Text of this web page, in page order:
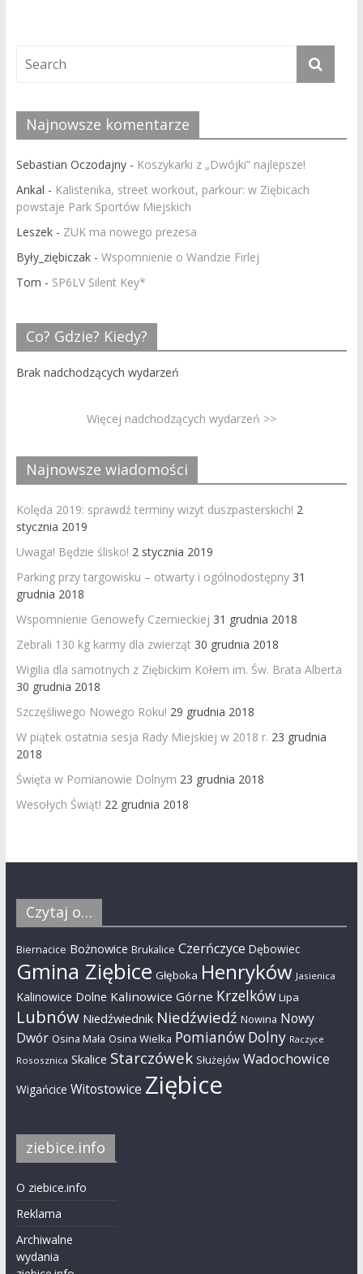
Najnowsze komentarze
Sebastian Oczodajny- Koszykarki z „Dwójki” najlepsze!
Ankal - Kalistenika, street workout, parkour: w Ziębicach
powstaje Park Sportów Miejskich
Leszek- ZUK ma nowego prezesa
Były_ziębiczak- Wspomnienie o Wandzie Firlej
Tom - SP6LV Silent Key*
Co? Gdzie? Kiedy?
Brak nadchodzących wydarzeń
Więcej nadchodzących wydarzeń >>
Najnowsze wiadomości
Kolęda 2019: sprawdź terminy wizyt duszpasterskich! 2
stycznia 2019
Uwaga! Będzie ślisko! 2 stycznia 2019
Parking przy targowisku – otwarty i ogólnodostępny 31
grudnia 2018
Wspomnienie Genowefy Czernieckiej 31 grudnia 2018
Zebrali 130 kg karmy dla zwierząt 30 grudnia 2018
Wigilia dla samotnych z Ziębickim Kołem im. Św. Brata Alberta
30 grudnia 2018
Szczęśliwego Nowego Roku! 29 grudnia 2018
W piątek ostatnia sesja Rady Miejskiej w 2018 r. 23 grudnia
2018
Święta w Pomianowie Dolnym 23 grudnia 2018
Wesołych Świąt! 22 grudnia 2018
Czytaj o…
Biernacice Bożnowice Brukalice Czerńczyce Dębowiec
Gmina Ziębice Głęboka Henryków Jasienica
Kalinowice Dolne Kalinowice Górne Krzelków Lipa
Lubnów Niedźwiednik Niedźwiedź Nowina Nowy
Dwór Osina Mała Osina Wielka Pomianów Dolny Raczyce
Rososznica Skalice Starczówek Służejów Wadochowice
Wigańcice Witostowice Ziębice
ziebice.info
O ziebice.info
Reklama
Archiwalne
wydania